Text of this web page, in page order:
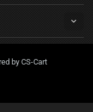
by CS-Cart